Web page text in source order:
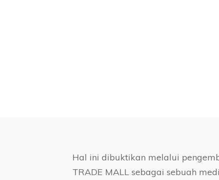
Hal ini dibuktikan melalui
TRADE MALL sebagai sebuah